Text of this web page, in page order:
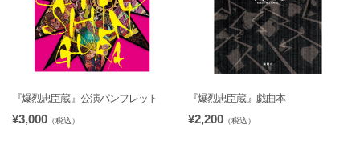
『爆烈忠臣蔵』公演パンフレット
¥3,000 （税込）
『爆烈忠臣蔵』戯曲本
¥2,200 （税込）